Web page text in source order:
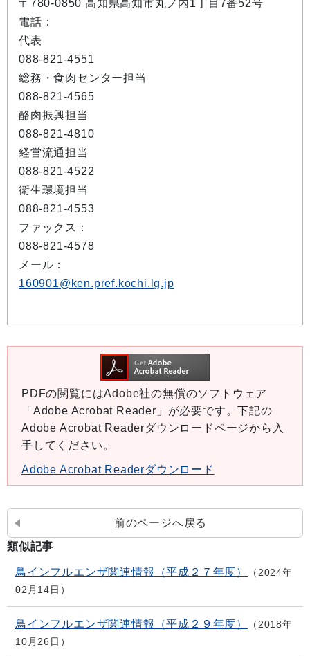
〒780-0850 高知県高知市丸ノ内1丁目7番52号
電話：
代表
088-821-4551
総務・食肉センター担当
088-821-4565
酪肉振興担当
088-821-4810
経営流通担当
088-821-4522
衛生環境担当
088-821-4553
ファックス：
088-821-4578
メール：
160901@ken.pref.kochi.lg.jp
PDFの閲覧にはAdobe社の無償のソフトウェア
「Adobe Acrobat Reader」が必要です。下記の
Adobe Acrobat Readerダウンロードページから入
手してください。
Adobe Acrobat Readerダウンロード
前のページへ戻る
類似記事
鳥インフルエンザ関連情報（平成２７年度）
2024年
02月14日
鳥インフルエンザ関連情報（平成２９年度）
2018年
10月26日